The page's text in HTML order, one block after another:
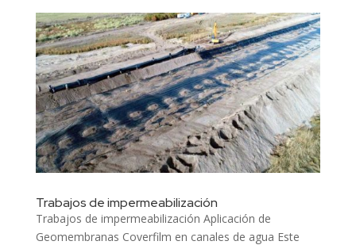
Trabajos de impermeabilización
Trabajos de impermeabilización Aplicación de
Geomembranas Coverfilm en canales de agua Este